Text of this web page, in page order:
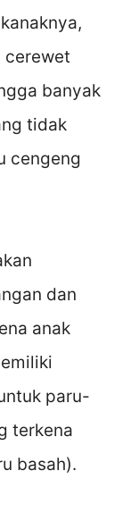
cerewet
banyak
tidak
cengeng
dan
anak
paru-
terkena
basah).